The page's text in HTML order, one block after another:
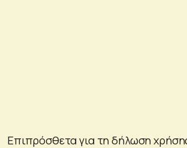
Επιπρόσθετα για τη δήλωση